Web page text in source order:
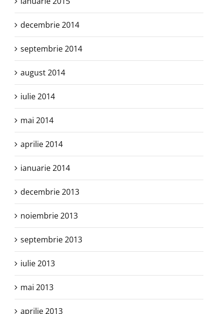
decembrie 2014
septembrie 2014
august 2014
iulie 2014
mai 2014
aprilie 2014
ianuarie 2014
decembrie 2013
noiembrie 2013
septembrie 2013
iulie 2013
mai 2013
aprilie 2013